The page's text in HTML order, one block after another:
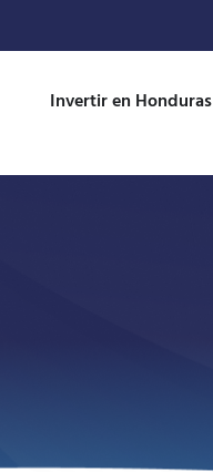
Invertir en Honduras